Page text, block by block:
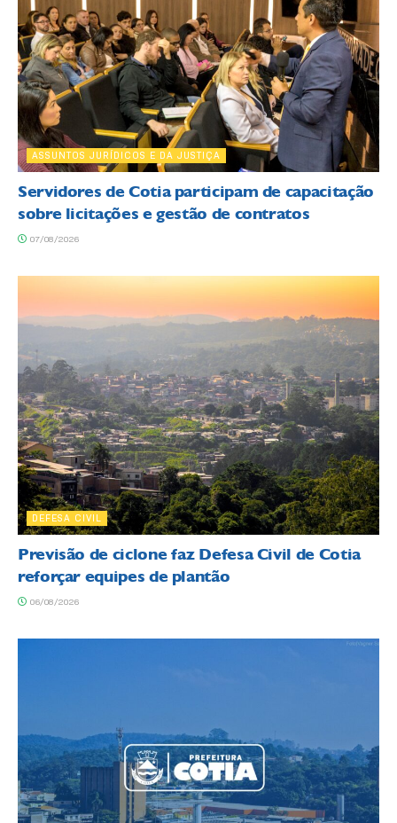
ASSUNTOS JURÍDICOS E DA JUSTIÇA
Servidores de Cotia participam de capacitação
sobre licitações e gestão de contratos
07/08/2026
DEFESA CIVIL
Previsão de ciclone faz Defesa Civil de Cotia
reforçar equipes de plantão
06/08/2026